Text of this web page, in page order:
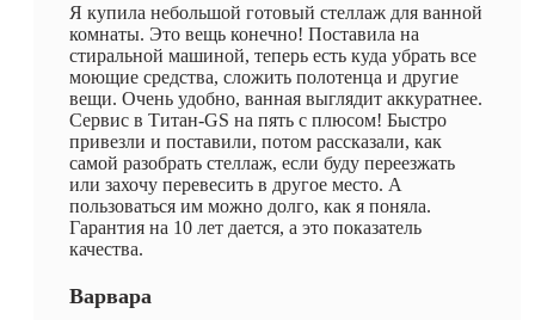
Я купила небольшой готовый стеллаж для ванной
комнаты. Это вещь конечно! Поставила на
стиральной машиной, теперь есть куда убрать все
моющие средства, сложить полотенца и другие
вещи. Очень удобно, ванная выглядит аккуратнее.
Сервис в Титан-GS на пять с плюсом! Быстро
привезли и поставили, потом рассказали, как
самой разобрать стеллаж, если буду переезжать
или захочу перевесить в другое место. А
пользоваться им можно долго, как я поняла.
Гарантия на 10 лет дается, а это показатель
качества.
Варвара